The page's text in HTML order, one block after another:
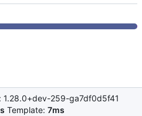
1.28.0+dev-259-ga7df0d5f41
Template: 7ms